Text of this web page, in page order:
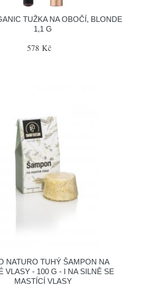
TUŽKA NA OBOČÍ, BLONDE
1,1 G
578 Kč
NATURO TUHÝ ŠAMPON NA
VLASY - 100 G - I NA SILNĚ SE
MASTÍCÍ VLASY